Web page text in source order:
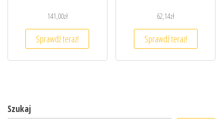
141,00zł
Sprawdź teraz!
62,14zł
Sprawdź teraz!
Szukaj